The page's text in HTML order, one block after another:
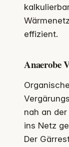
effizient.
Anaerobe
nah an
ins Netz
Der